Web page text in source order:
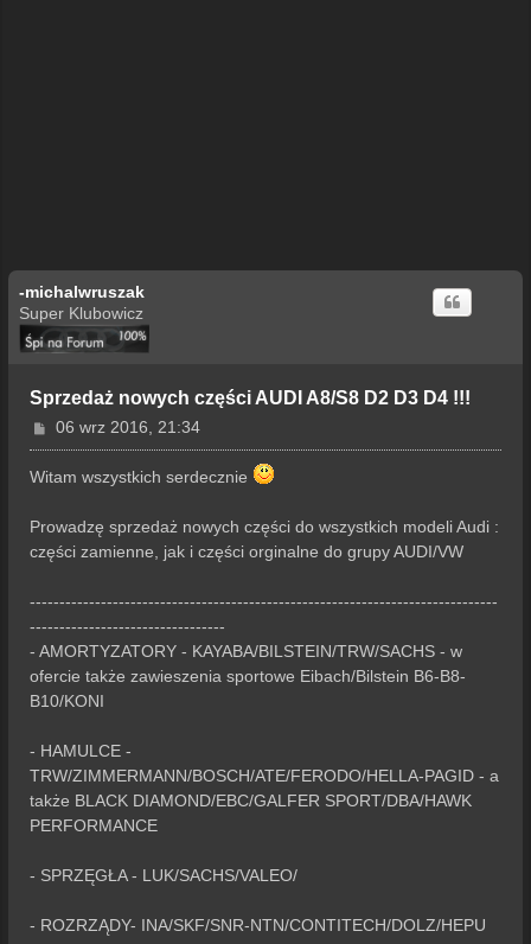
-michalwruszak
Super Klubowicz
Sprzedaż nowych części AUDI A8/S8 D2 D3 D4 !!!
P
o
s
06 wrz 2016, 21:34
Witam wszystkich serdecznie
Prowadzę sprzedaż nowych części do wszystkich modeli Audi :
części zamienne, jak i części orginalne do grupy AUDI/VW
-------------------------------------------------------------------------------
---------------------------------
- AMORTYZATORY - KAYABA/BILSTEIN/TRW/SACHS - w
ofercie także zawieszenia sportowe Eibach/Bilstein B6-B8-
B10/KONI
- HAMULCE -
TRW/ZIMMERMANN/BOSCH/ATE/FERODO/HELLA-PAGID - a
także BLACK DIAMOND/EBC/GALFER SPORT/DBA/HAWK
PERFORMANCE
- SPRZĘGŁA - LUK/SACHS/VALEO/
- ROZRZĄDY- INA/SKF/SNR-NTN/CONTITECH/DOLZ/HEPU